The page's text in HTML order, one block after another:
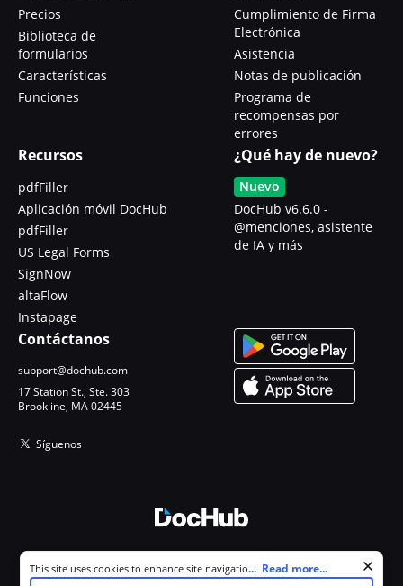
Precios
Biblioteca de
formularios
Características
Funciones
Cumplimiento de Firma
Electrónica
Asistencia
Notas de publicación
Programa de
recompensas por
errores
Recursos
pdfFiller
Aplicación móvil DocHub
pdfFiller
US Legal Forms
SignNow
altaFlow
Instapage
¿Qué hay de nuevo?
Nuevo
DocHub v6.6.0 -
@menciones, asistente
de IA y más
Contáctanos
support@dochub.com
17 Station St., Ste. 303
Brookline, MA 02445
Síguenos
Todos los derechos reservados.
Cookie consent notice
This site uses cookies to enhance site navigation and personalize
... Read more...